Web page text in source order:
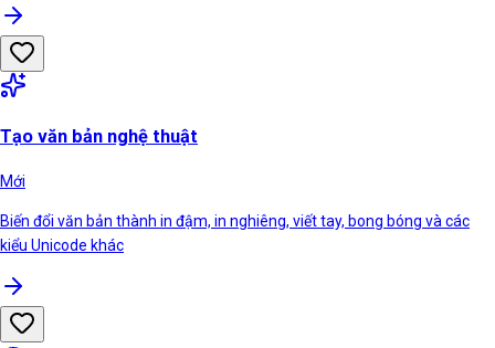
Tạo văn bản nghệ thuật
Mới
Biến đổi văn bản thành in đậm, in nghiêng, viết tay, bong bóng và các
kiểu Unicode khác